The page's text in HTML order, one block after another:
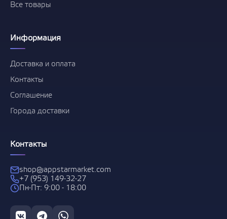
Все товары
Информация
Доставка и оплата
Контакты
Соглашение
Города доставки
Контакты
shop@appstarmarket.com
+7 (953) 149-32-27
Пн-Пт: 9:00 - 18:00